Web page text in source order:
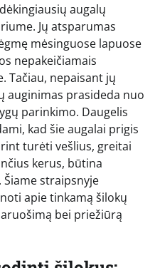
augalų
Jų atsparumas
mėsinguose lapuose
nepakeičiamais
Tačiau, nepaisant jų
auginimas prasideda nuo
parinkimo. Daugelis
kad šie augalai prigis
turėti vešlius, greitai
kerus, būtina
straipsnyje
apie tinkamą šilokų
bei priežiūrą